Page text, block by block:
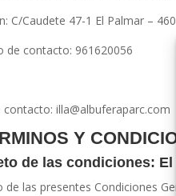
C/Caudete 47-1 El Palmar –
de contacto: 961620056
contacto:illa@albuferaparc.com
Y
de las condiciones: El
de las presentes Condiciones